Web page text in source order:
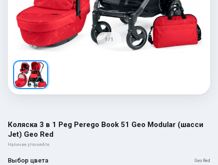
1 / 1
Коляска 3 в 1 Peg Perego Book 51 Geo Modular (шасси
Jet) Geo Red
Наличие уточняйте
Выбор цвета Geo Red